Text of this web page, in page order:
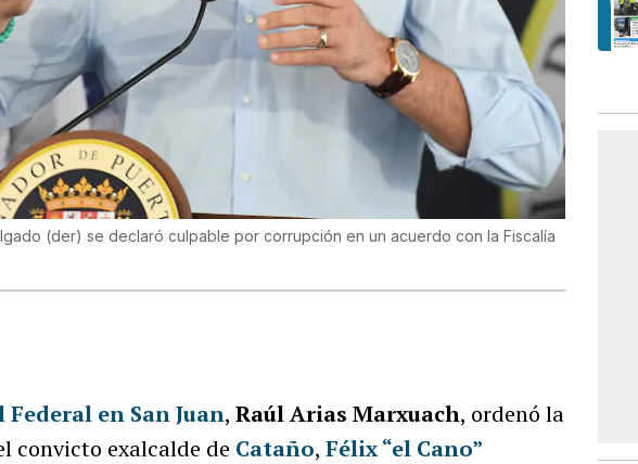
(der) se declaró culpable por corrupción en un acuerdo con la Fiscalía
en San Juan,Raúl Arias Marxuach, ordenó la
convicto exalcalde de Cataño,Félix “el Cano”